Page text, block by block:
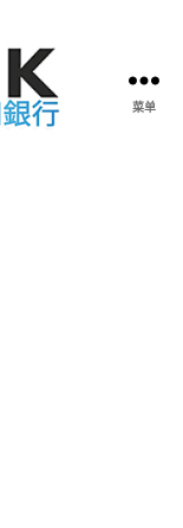
菜单